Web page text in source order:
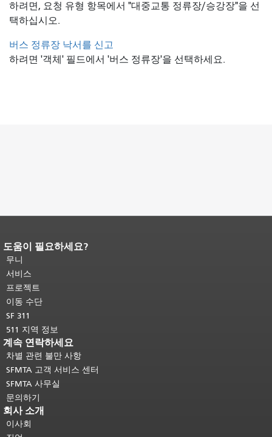
하려면, 요청 유형 항목에서 "대중교통 정류장/승강장"을 선
택하십시오.
버스 정류장 낙서를 신고
하려면 '객체' 필드에서 '버스 정류장'을 선택하세요.
페이지 내용 끝입니다.이 페이지의 나
머지 내용은 모든 페이지에 반복됩니
다.메인 콘텐츠 상단으로 돌아가려면
여기를 클릭하십시오
도움이 필요하세요?
무니
서비스
프로젝트
이동 수단
SF 311
511 지역 정보
계속 연락하세요
차별 관련 불만 사항
SFMTA 고객 서비스 센터
SFMTA 사무실
문의하기
회사 소개
이사회